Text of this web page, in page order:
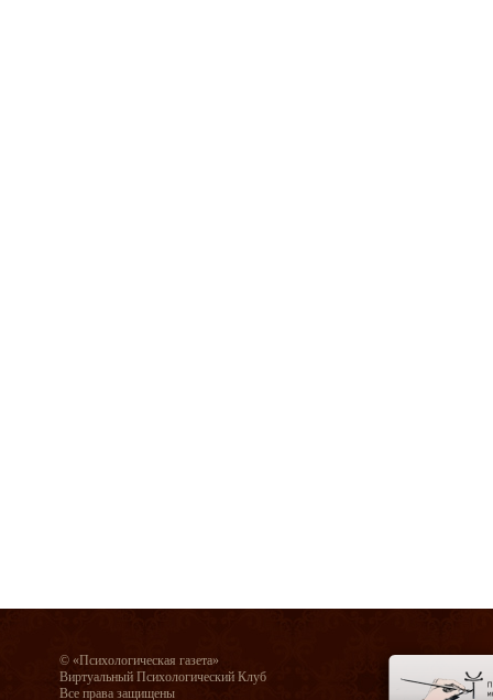
© «Психологическая газета»
Виртуальный Психологический Клуб
Все права защищены